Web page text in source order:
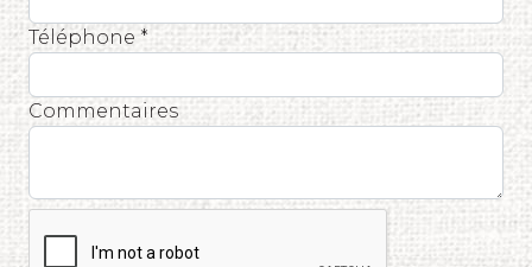
Téléphone *
Commentaires